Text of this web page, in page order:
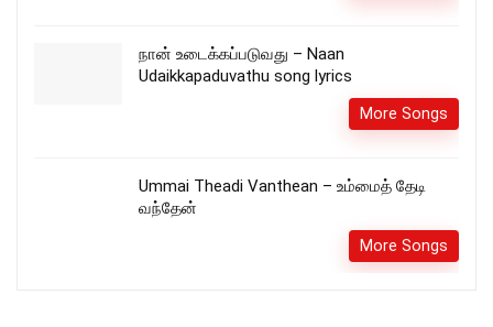
நான் உடைக்கப்படுவது – Naan
Udaikkapaduvathu song lyrics
More Songs
Ummai Theadi Vanthean – உம்மைத் தேடி
வந்தேன்
More Songs